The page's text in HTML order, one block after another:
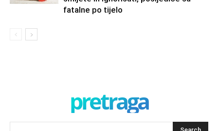
fatalne po tijelo
pretraga